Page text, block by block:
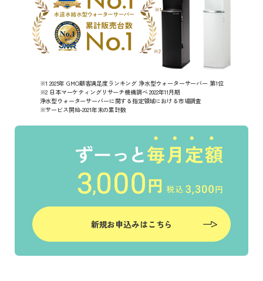
※1 2025年 GMO顧客満足度ランキング 浄水型ウォーターサーバー 第1位
※2 日本マーケティングリサーチ機構調べ 2022年11月期
浄水型ウォーターサーバーに関する指定領域における市場調査
※サービス開始-2021年末の累計数
新規お申込みはこちら